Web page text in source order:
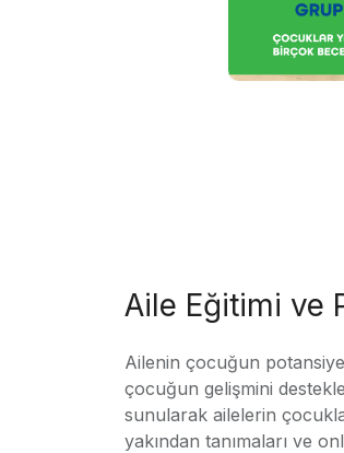
Aile Eğitimi ve
Ailenin çocuğun
çocuğun gelişmini
sunularak ailelerin
yakından tanımaları ve